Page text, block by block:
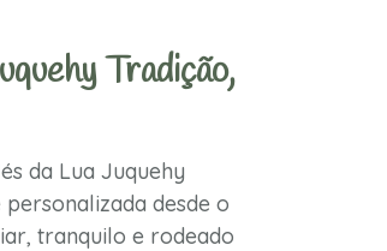
Tradição,
da Lua Juquehy
desde o
tranquilo e rodeado